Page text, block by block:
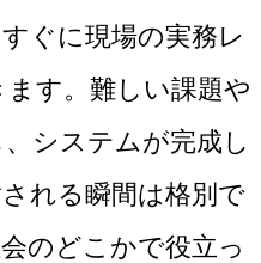
ぐに現場の実務レ
す。難しい課題や
システムが完成し
れる瞬間は格別で
のどこかで役立っ